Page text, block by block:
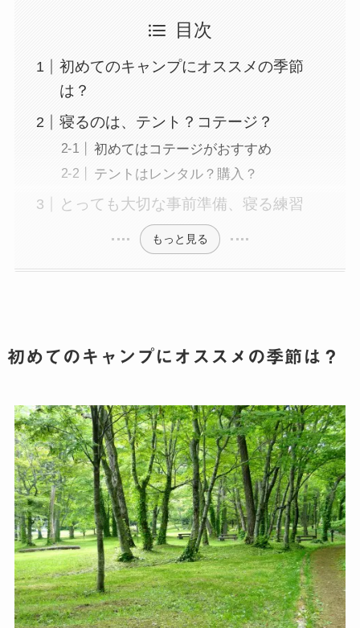
目次
初めてのキャンプにオススメの季節
は？
寝るのは、テント？コテージ？
初めてはコテージがおすすめ
テントはレンタル？購入？
とっても大切な事前準備、寝る練習
もっと見る
初めてのキャンプにオススメの季節は？